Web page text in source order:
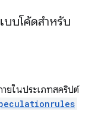
บบโค้ดสำหรับ
ยในประเภทสคริปต์